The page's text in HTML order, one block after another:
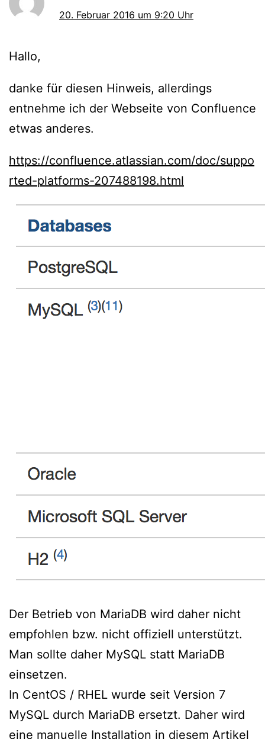
20. Februar 2016 um 9:20 Uhr
Hallo,
danke für diesen Hinweis, allerdings
entnehme ich der Webseite von Confluence
etwas anderes.
https://confluence.atlassian.com/doc/suppo
rted-platforms-207488198.html
Der Betrieb von MariaDB wird daher nicht
empfohlen bzw. nicht offiziell unterstützt.
Man sollte daher MySQL statt MariaDB
einsetzen.
In CentOS / RHEL wurde seit Version 7
MySQL durch MariaDB ersetzt. Daher wird
eine manuelle Installation in diesem Artikel